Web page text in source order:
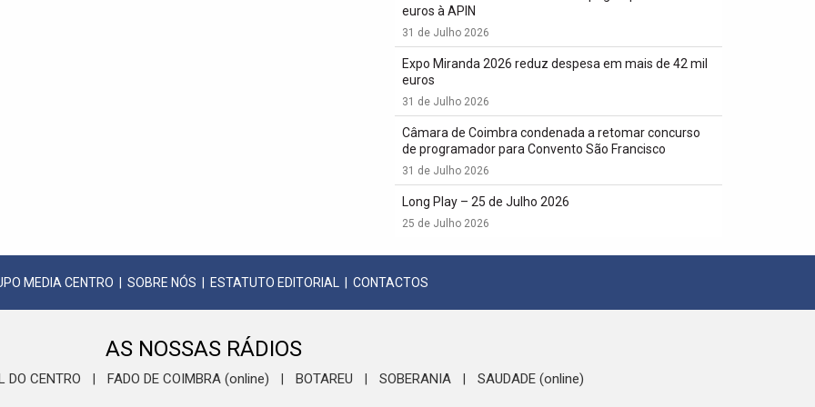
euros à APIN
31 de Julho 2026
Expo Miranda 2026 reduz despesa em mais de 42 mil
euros
31 de Julho 2026
Câmara de Coimbra condenada a retomar concurso
de programador para Convento São Francisco
31 de Julho 2026
Long Play – 25 de Julho 2026
25 de Julho 2026
MEDIA CENTRO SOBRE NÓS ESTATUTO EDITORIAL CONTACTOS
AS NOSSAS RÁDIOS
DO CENTRO FADO DE COIMBRA (online) BOTAREU SOBERANIA SAUDADE (online)